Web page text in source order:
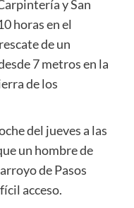
y San
horas en el
de un
7 metros en la
de los
del jueves a las
un hombre de
de Pasos
acceso.